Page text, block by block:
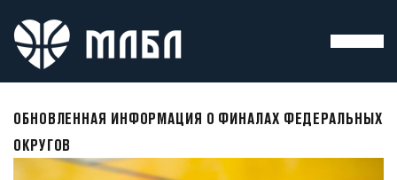
ОБНОВЛЕННАЯ ИНФОРМАЦИЯ О ФИНАЛАХ ФЕДЕРАЛЬНЫХ
ОКРУГОВ